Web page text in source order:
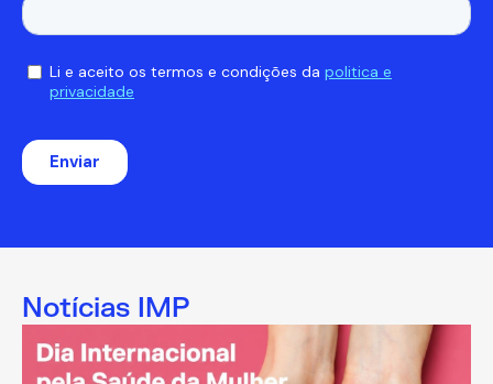
Notícias IMP